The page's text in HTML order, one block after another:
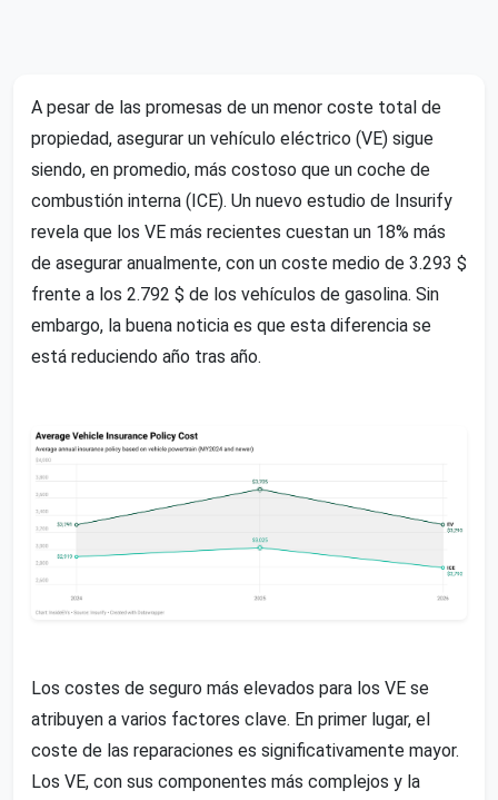
A pesar de las promesas de un menor coste total de
propiedad, asegurar un vehículo eléctrico (VE) sigue
siendo, en promedio, más costoso que un coche de
combustión interna (ICE). Un nuevo estudio de Insurify
revela que los VE más recientes cuestan un 18% más
de asegurar anualmente, con un coste medio de 3.293 $
frente a los 2.792 $ de los vehículos de gasolina. Sin
embargo, la buena noticia es que esta diferencia se
está reduciendo año tras año.
Los costes de seguro más elevados para los VE se
atribuyen a varios factores clave. En primer lugar, el
coste de las reparaciones es significativamente mayor.
Los VE, con sus componentes más complejos y la